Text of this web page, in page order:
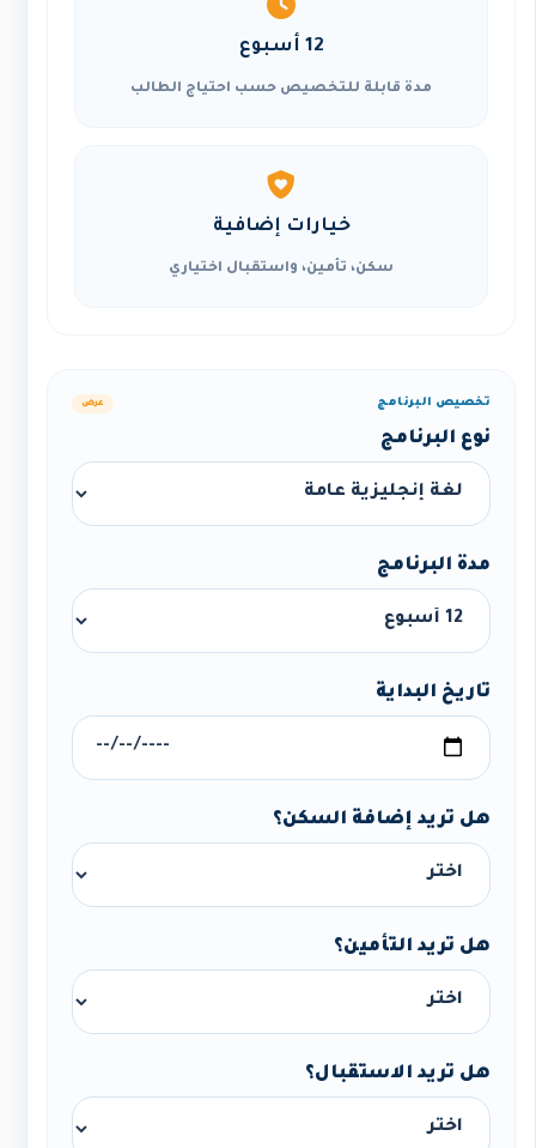
12 أسبوع
مدة قابلة للتخصيص حسب احتياج الطالب
خيارات إضافية
سكن، تأمين، واستقبال اختياري
تخصيص البرنامج عرض
نوع البرنامج
مدة البرنامج
تاريخ البداية
هل تريد إضافة السكن؟
هل تريد التأمين؟
هل تريد الاستقبال؟